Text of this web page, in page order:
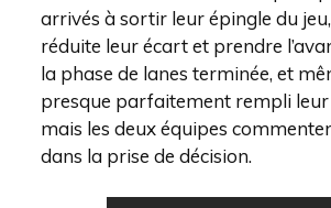
arrivés à sortir leur épingle du
réduite leur écart et prendre
la phase de lanes terminée, et
presque parfaitement rempli leur
mais les deux équipes
dans la prise de décision.